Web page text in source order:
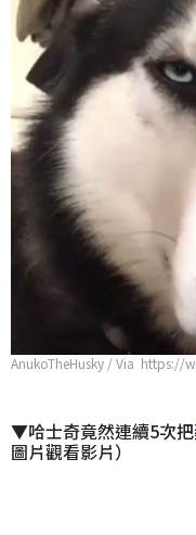
AnukoTheHusky / Via https://
▼哈士奇竟然連續5次
圖片觀看影片）